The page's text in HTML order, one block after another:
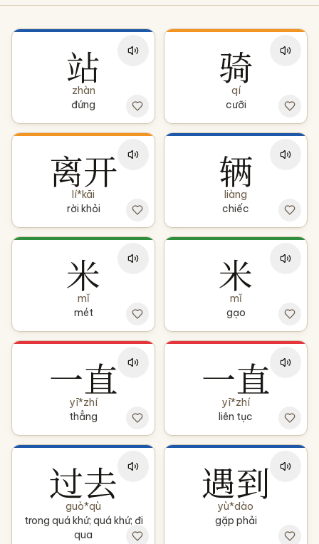
站
zhàn
đứng
骑
qí
cưỡi
离开
lí*kāi
rời khỏi
辆
liàng
chiếc
米
mǐ
mét
米
mǐ
gạo
一直
yī*zhí
thẳng
一直
yī*zhí
liên tục
过去
guò*qù
trong quá khứ; quá khứ; đi
qua
遇到
yù*dào
gặp phải